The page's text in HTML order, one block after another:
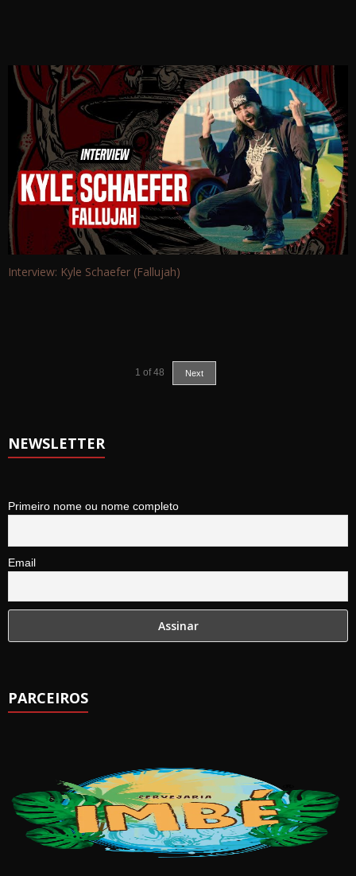
Interview: Kyle Schaefer (Fallujah)
1 of 48 Next
NEWSLETTER
Primeiro nome ou nome completo
Email
PARCEIROS